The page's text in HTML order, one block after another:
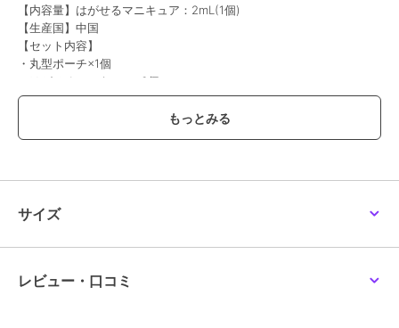
【内容量】はがせるマニキュア：2mL(1個)
【生産国】中国
【セット内容】
・丸型ポーチ×1個
・はがせるマニキュア×6個
・指輪×6個
【価格改定のお知らせ】
こちらの商品は価格改定を実施させていただきます。
予めご了承いただきますよう､お願い申し上げます｡
サイズ
レビュー・口コミ